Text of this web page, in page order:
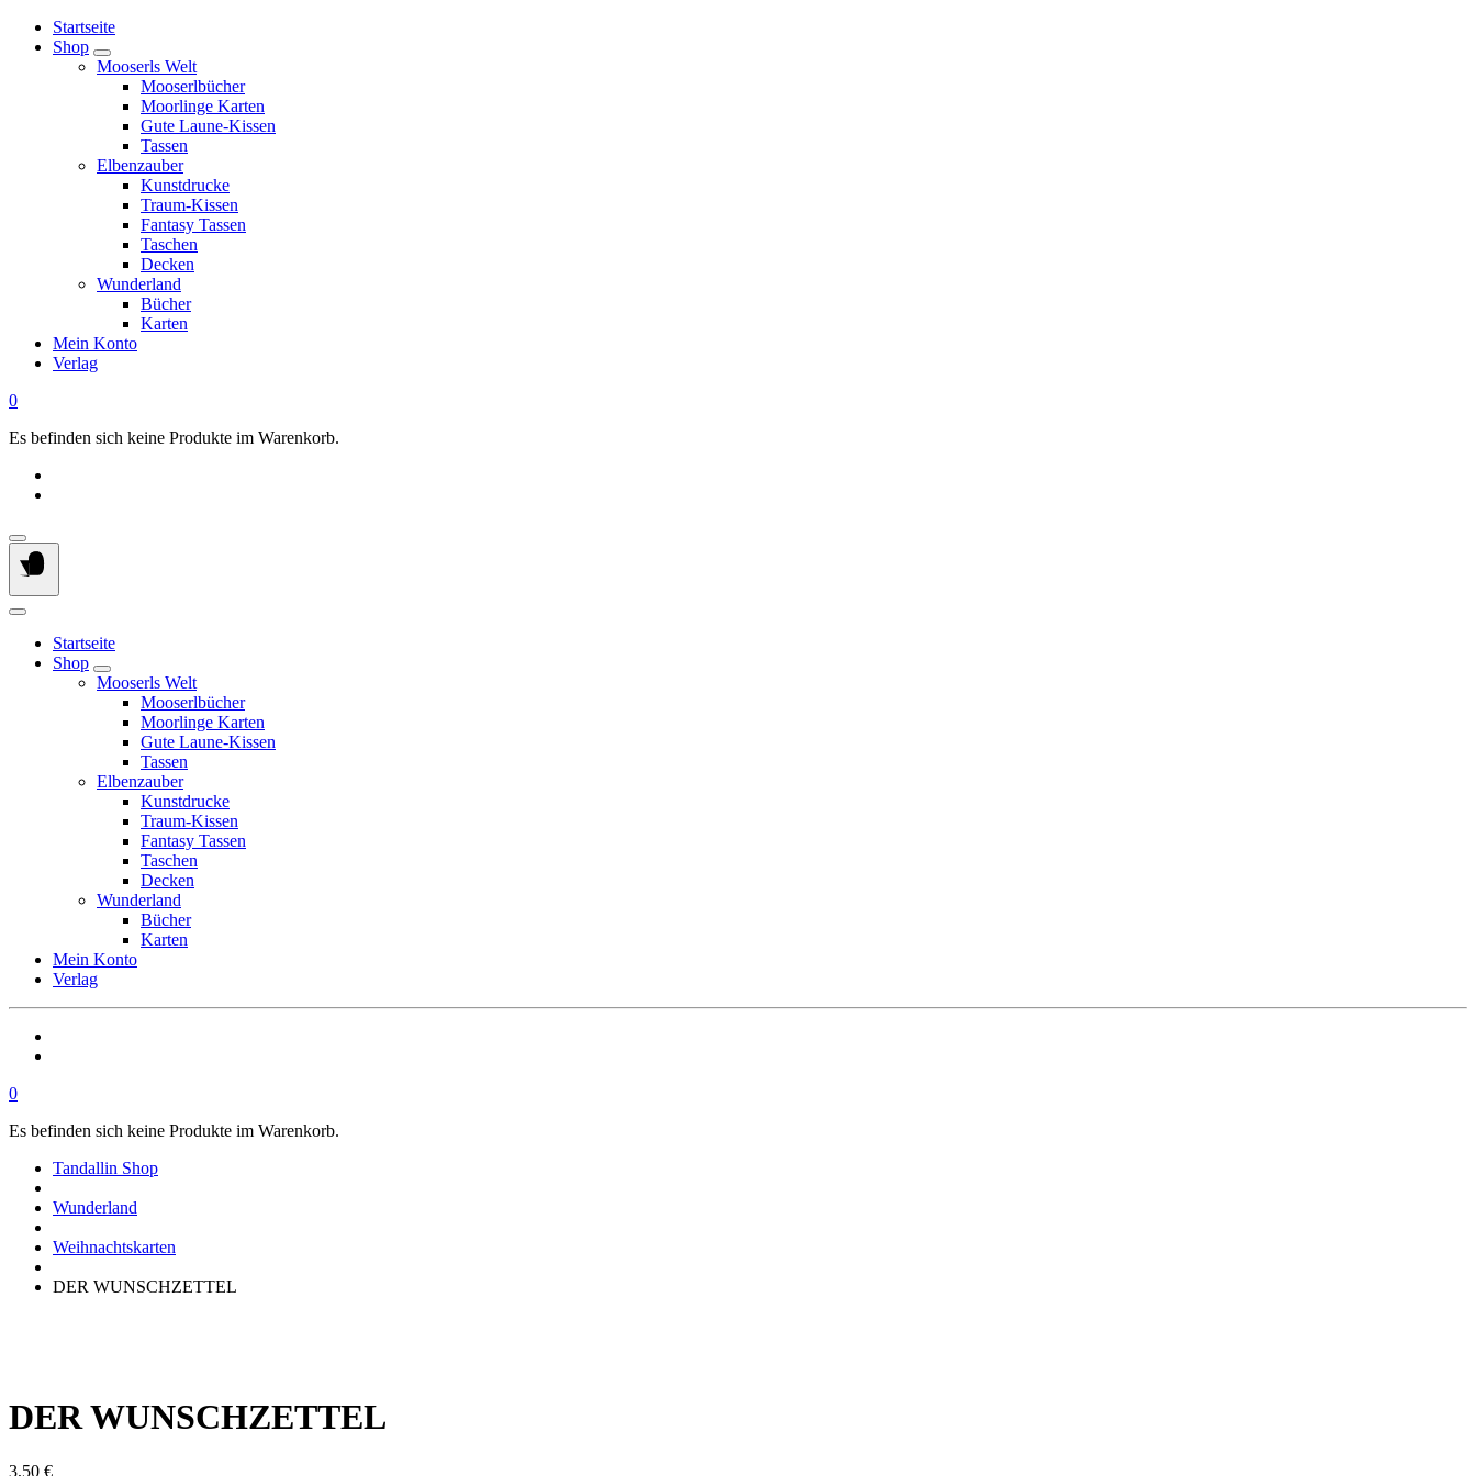
Springe
zum
Startseite
Shop
Mooserls Welt
Mooserlbücher
Moorlinge Karten
Gute Laune-Kissen
Tassen
Elbenzauber
Kunstdrucke
Traum-Kissen
Fantasy Tassen
Taschen
Decken
Wunderland
Bücher
Karten
Mein Konto
Verlag
0
Es befinden sich keine Produkte im Warenkorb.
Startseite
Shop
Mooserls Welt
Mooserlbücher
Moorlinge Karten
Gute Laune-Kissen
Tassen
Elbenzauber
Kunstdrucke
Traum-Kissen
Fantasy Tassen
Taschen
Decken
Wunderland
Bücher
Karten
Mein Konto
Verlag
0
Es befinden sich keine Produkte im Warenkorb.
Tandallin Shop
Wunderland
Weihnachtskarten
DER WUNSCHZETTEL
DER WUNSCHZETTEL
3,50 €